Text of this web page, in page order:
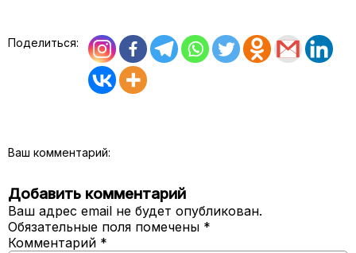
Поделиться:
Ваш комментарий:
Добавить комментарий
Ваш адрес email не будет опубликован.
Обязательные поля помечены *
Комментарий *